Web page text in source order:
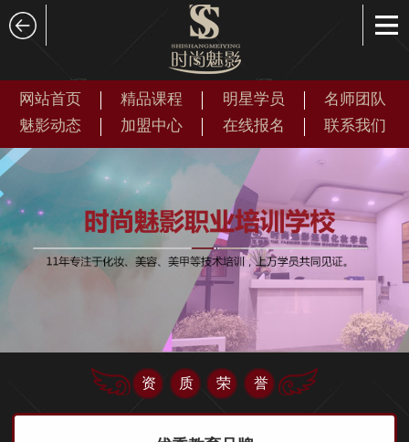
网站首页 精品课程 明星学员
名师团队
魅影动态
加盟中心 在线报名 联系我们
资质荣誉